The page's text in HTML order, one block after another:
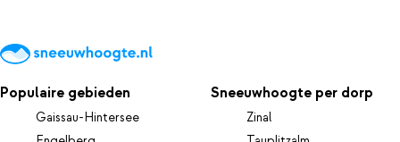
Populaire gebieden
Gaissau-Hintersee
Sneeuwhoogte per dorp
Zinal